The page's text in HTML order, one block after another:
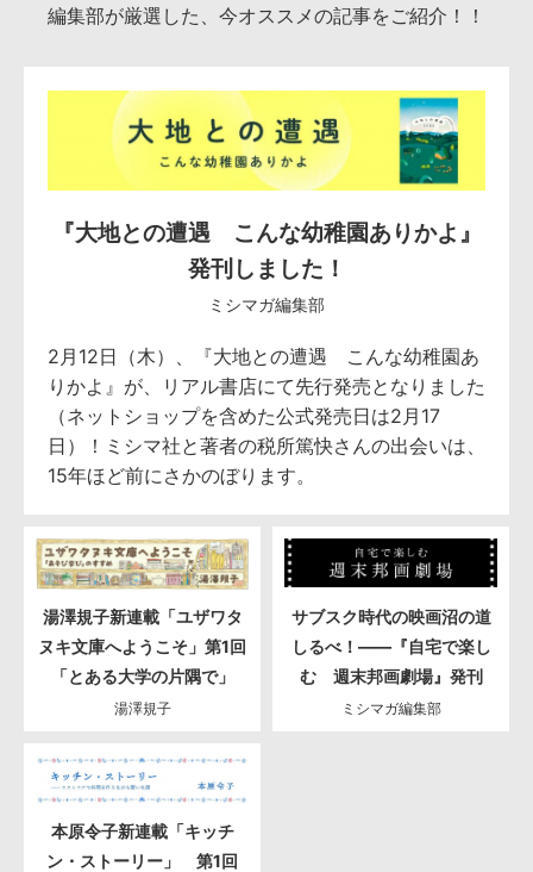
編集部が厳選した、今オススメの記事をご紹介！！
『大地との遭遇 こんな幼稚園ありかよ』
発刊しました！
ミシマガ編集部
2月12日（木）、『大地との遭遇 こんな幼稚園あ
りかよ』が、リアル書店にて先行発売となりました
（ネットショップを含めた公式発売日は2月17
日）！ミシマ社と著者の税所篤快さんの出会いは、
15年ほど前にさかのぼります。
湯澤規子新連載「ユザワタ
ヌキ文庫へようこそ」第1回
「とある大学の片隅で」
湯澤規子
サブスク時代の映画沼の道
しるべ！――『自宅で楽し
む 週末邦画劇場』発刊
ミシマガ編集部
本原令子新連載「キッチ
ン・ストーリー」 第1回